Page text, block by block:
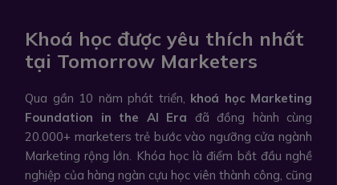
Khoá học được yêu thích nhất
tại Tomorrow Marketers
Qua gần 10 năm phát triển, khoá học Marketing
Foundation in the AI Era đã đồng hành cùng
20.000+ marketers trẻ bước vào ngưỡng cửa ngành
Marketing rộng lớn. Khóa học là điểm bắt đầu nghề
nghiệp của hàng ngàn cựu học viên thành công, cũng